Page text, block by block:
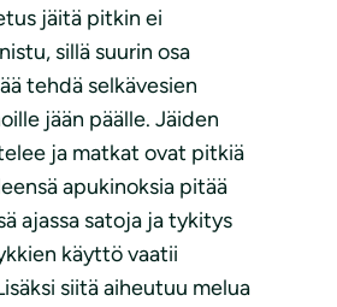
jäitä pitkin ei
sillä suurin osa
tehdä selkävesien
jään päälle. Jäiden
ja matkat ovat pitkiä
apukinoksia pitää
ajassa satoja ja tykitys
käyttö vaatii
siitä aiheutuu melua